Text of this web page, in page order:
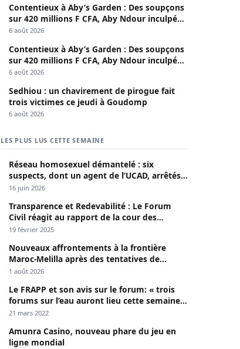
Contentieux à Aby’s Garden : Des soupçons
sur 420 millions F CFA, Aby Ndour inculpée
pour abus de biens sociaux
6 août 2026
Contentieux à Aby’s Garden : Des soupçons
sur 420 millions F CFA, Aby Ndour inculpée
pour abus de biens sociaux
6 août 2026
Sedhiou : un chavirement de pirogue fait
trois victimes ce jeudi à Goudomp
6 août 2026
LES PLUS LUS CETTE SEMAINE
Réseau homosexuel démantelé : six
suspects, dont un agent de l’UCAD, arrêtés à
Keur Massar ; l’un avoue avoir propagé le
16 juin 2026
Transparence et Redevabilité : Le Forum
Civil réagit au rapport de la cour des
comptes
19 février 2025
Nouveaux affrontements à la frontière
Maroc-Melilla après des tentatives de
passage
1 août 2026
Le FRAPP et son avis sur le forum: « trois
forums sur l’eau auront lieu cette semaine à
Dakar »
21 mars 2022
Amunra Casino, nouveau phare du jeu en
ligne mondial